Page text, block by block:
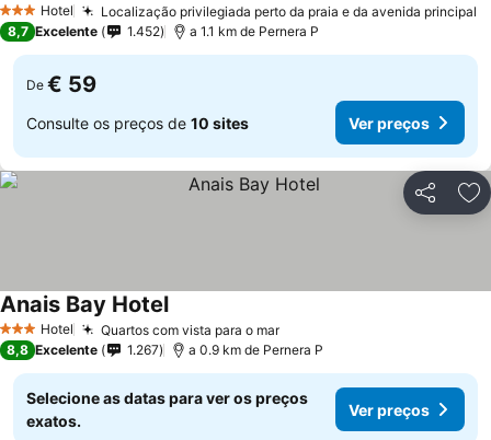
3 EstrelasHotel Localização privilegiada perto da praia e da avenida principal
8,7 Excelente 1.452 a 1.1 km de Pernera P
De € 59
Consulte os preços de 10 sites Ver preços
Partilhar
3 EstrelasHotel Quartos com vista para o mar
Anais Bay Hotel
8,8 Excelente 1.267 a 0.9 km de Pernera P
Selecione as datas para ver os preços
exatos.
Ver preços